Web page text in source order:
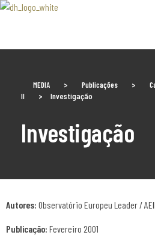
MEDIA > Publicações >
II
> Investigação
Investigação
Autores: Observatório Europeu Leader /
Publicação: Fevereiro 2001